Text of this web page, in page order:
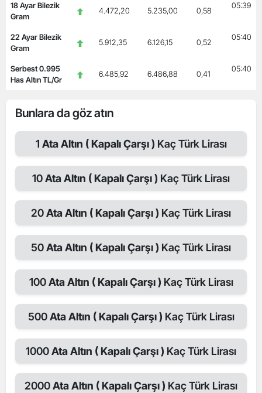
18 Ayar Bilezik
Gram
4.472,20 5.235,00 0,58
05:39
22 Ayar Bilezik
Gram
5.912,35 6.126,15 0,52
05:40
Serbest 0.995
Has Altın TL/Gr
6.485,92 6.486,88 0,41
05:40
Bunlara da göz atın
1 Ata Altın ( Kapalı Çarşı ) Kaç Türk Lirası
10Ata Altın ( Kapalı Çarşı ) Kaç Türk Lirası
20Ata Altın ( Kapalı Çarşı ) Kaç Türk Lirası
50Ata Altın ( Kapalı Çarşı ) Kaç Türk Lirası
100Ata Altın ( Kapalı Çarşı ) Kaç Türk Lirası
500Ata Altın ( Kapalı Çarşı ) Kaç Türk Lirası
1000Ata Altın ( Kapalı Çarşı ) Kaç Türk Lirası
2000Ata Altın ( Kapalı Çarşı ) Kaç Türk Lirası